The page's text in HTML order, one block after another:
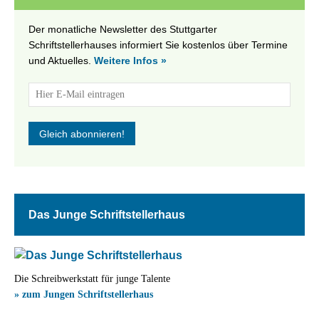
Der monatliche Newsletter des Stuttgarter
Schriftstellerhauses informiert Sie kostenlos über Termine
und Aktuelles. Weitere Infos »
Das Junge Schriftstellerhaus
Die Schreibwerkstatt für junge Talente
» zum Jungen Schriftstellerhaus